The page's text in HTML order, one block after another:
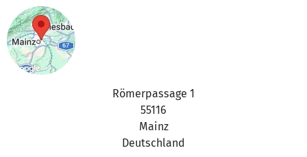
Römerpassage 1
55116
Mainz
Deutschland